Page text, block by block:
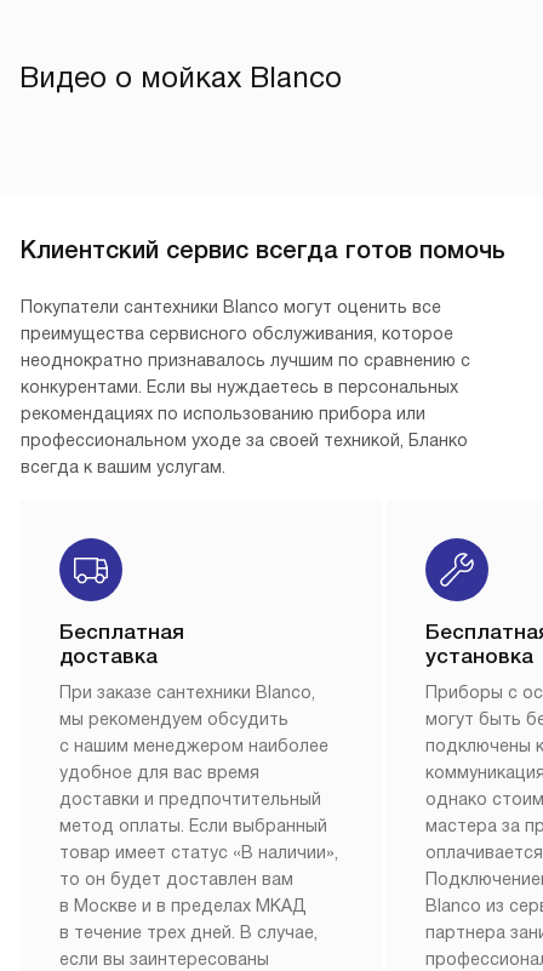
Видео о мойках Blanco
Клиентский сервис всегда готов помочь
Покупатели сантехники Blanco могут оценить все
преимущества сервисного обслуживания, которое
неоднократно признавалось лучшим по сравнению с
конкурентами. Если вы нуждаетесь в персональных
рекомендациях по использованию прибора или
профессиональном уходе за своей техникой, Бланко
всегда к вашим услугам.
Бесплатная
доставка
При заказе сантехники Blanco,
мы рекомендуем обсудить
с нашим менеджером наиболее
удобное для вас время
доставки и предпочтительный
метод оплаты. Если выбранный
товар имеет статус «В наличии»,
то он будет доставлен вам
в Москве и в пределах МКАД
в течение трех дней. В случае,
если вы заинтересованы
установка
Приборы с
могут быть
подключены
однако
мастера за
Blanco из
партнера